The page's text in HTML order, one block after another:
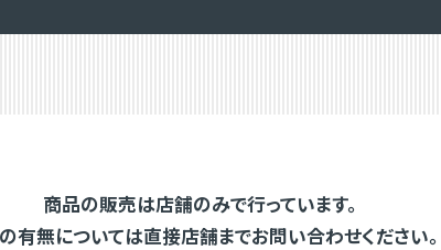
商品の販売は店舗のみで行っています。
有無については直接店舗までお問い合わせください。